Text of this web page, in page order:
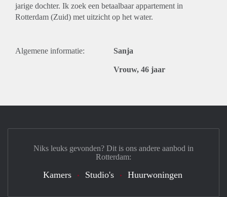
jarige dochter. Ik zoek een betaalbaar appartement in
Rotterdam (Zuid) met uitzicht op het water.
Algemene informatie: Sanja
Vrouw, 46 jaar
Niks leuks gevonden? Dit is ons andere aanbod in
Rotterdam:
Kamers Studio's Huurwoningen